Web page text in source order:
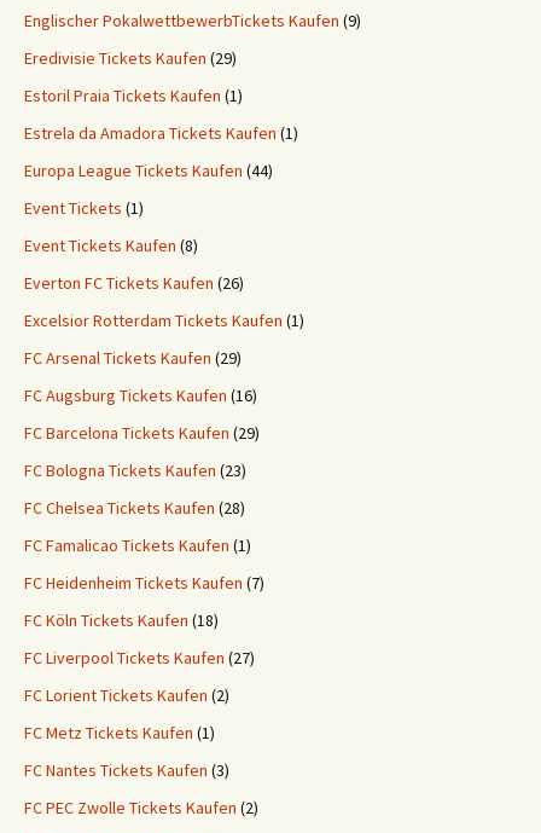
Englischer PokalwettbewerbTickets Kaufen (9)
Eredivisie Tickets Kaufen (29)
Estoril Praia Tickets Kaufen (1)
Estrela da Amadora Tickets Kaufen (1)
Europa League Tickets Kaufen (44)
Event Tickets (1)
Event Tickets Kaufen (8)
Everton FC Tickets Kaufen (26)
Excelsior Rotterdam Tickets Kaufen (1)
FC Arsenal Tickets Kaufen (29)
FC Augsburg Tickets Kaufen (16)
FC Barcelona Tickets Kaufen (29)
FC Bologna Tickets Kaufen (23)
FC Chelsea Tickets Kaufen (28)
FC Famalicao Tickets Kaufen (1)
FC Heidenheim Tickets Kaufen (7)
FC Köln Tickets Kaufen (18)
FC Liverpool Tickets Kaufen (27)
FC Lorient Tickets Kaufen (2)
FC Metz Tickets Kaufen (1)
FC Nantes Tickets Kaufen (3)
FC PEC Zwolle Tickets Kaufen (2)